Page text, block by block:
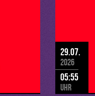
29.07.
2026
05:55
Uhr